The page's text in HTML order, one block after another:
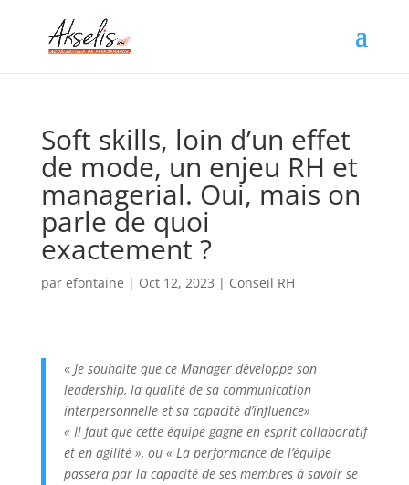
Soft skills, loin d’un effet
de mode, un enjeu RH et
managerial. Oui, mais on
parle de quoi
exactement ?
par efontaine | Oct 12, 2023 | Conseil RH
« Je souhaite que ce Manager développe son
leadership, la qualité de sa communication
interpersonnelle et sa capacité d’influence»
« Il faut que cette équipe gagne en esprit collaboratif
et en agilité », ou « La performance de l’équipe
passera par la capacité de ses membres à savoir se